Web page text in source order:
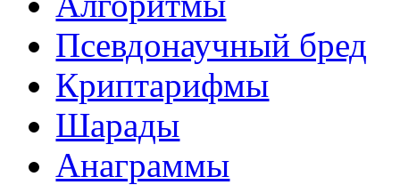
Псевдонаучный бред
Криптарифмы
Шарады
Анаграммы